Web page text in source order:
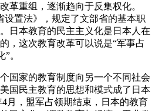
革重组，逐渐趋向于反集权化。
设置法》，规定了文部省的基本职
日本教育的民主主义化是日本人在
，这次教育改革可以说是“军事占
。
国家的教育制度向另一个不同社会
国民主教育的思想和模式成了日本
月，盟军占领期结束，日本的教育